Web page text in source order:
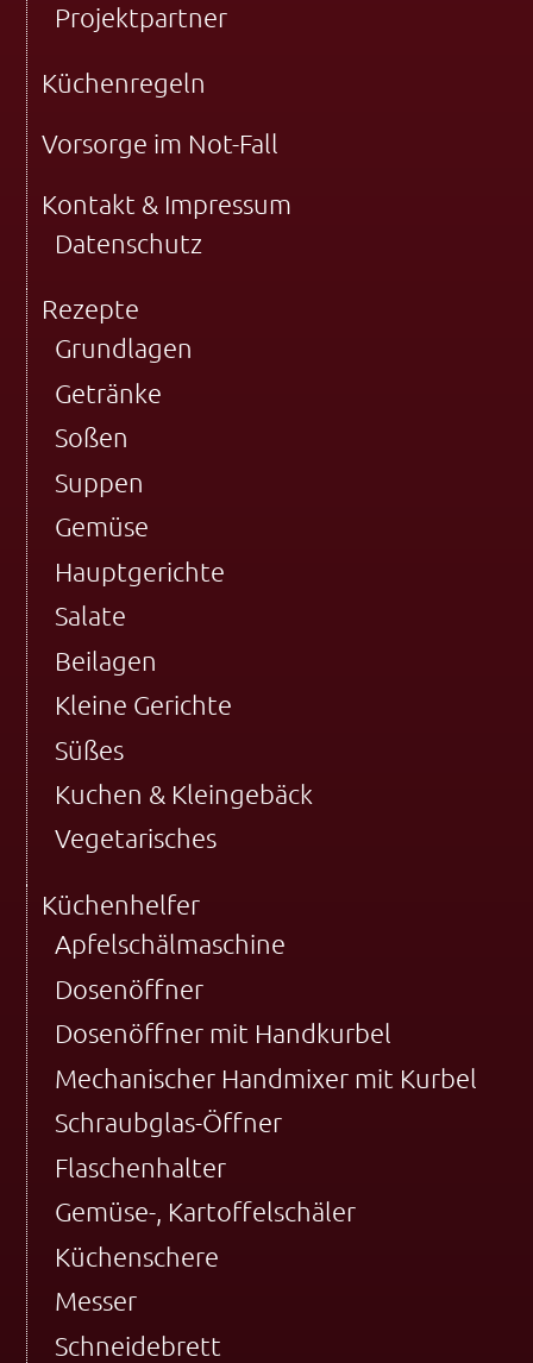
Projektpartner
Küchenregeln
Vorsorge im Not-Fall
Kontakt & Impressum
Datenschutz
Rezepte
Grundlagen
Getränke
Soßen
Suppen
Gemüse
Hauptgerichte
Salate
Beilagen
Kleine Gerichte
Süßes
Kuchen & Kleingebäck
Vegetarisches
Küchenhelfer
Apfelschälmaschine
Dosenöffner
Dosenöffner mit Handkurbel
Mechanischer Handmixer mit Kurbel
Schraubglas-Öffner
Flaschenhalter
Gemüse-, Kartoffelschäler
Küchenschere
Messer
Schneidebrett